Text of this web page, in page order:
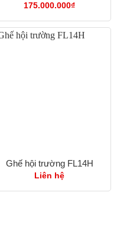
175.000.000₫
Ghế hội trường FL14H
Liên hệ